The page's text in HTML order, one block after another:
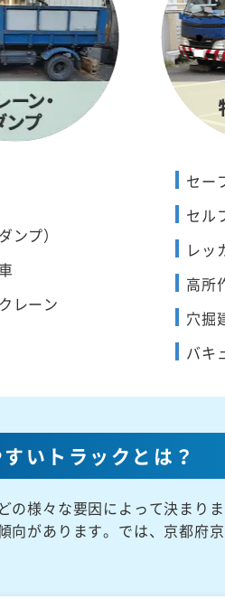
ンプ）
レーン
セー
セル
レッ
高所
穴掘
バキ
いトラックとは？
の様々な要因によって決まり
があります。では、京都府